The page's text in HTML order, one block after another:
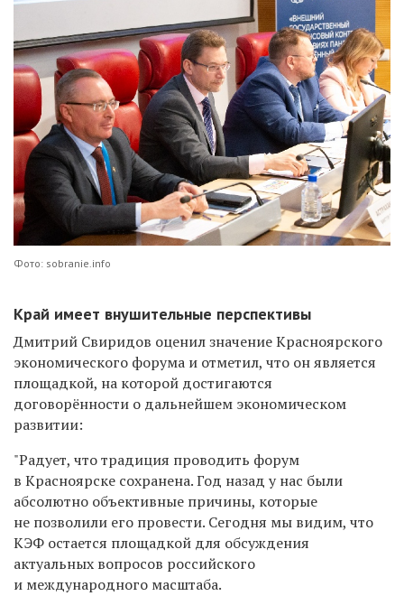
Фото: sobranie.info
Край имеет внушительные перспективы
Дмитрий Свиридов оценил значение Красноярского
экономического форума и отметил, что он является
площадкой, на которой достигаются
договорённости о дальнейшем экономическом
развитии:
"Радует, что традиция проводить форум
в Красноярске сохранена. Год назад у нас были
абсолютно объективные причины, которые
не позволили его провести. Сегодня мы видим, что
КЭФ остается площадкой для обсуждения
актуальных вопросов российского
и международного масштаба.